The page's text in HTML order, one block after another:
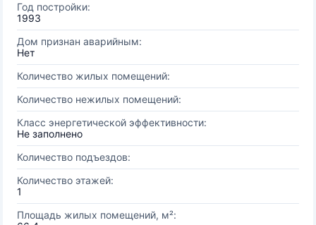
Год постройки:
1993
Дом признан аварийным:
Нет
Количество жилых помещений:
Количество нежилых помещений:
Класс энергетической эффективности:
Не заполнено
Количество подъездов:
Количество этажей:
1
Площадь жилых помещений, м²: